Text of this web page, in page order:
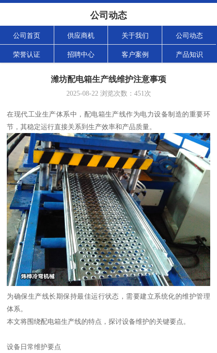
公司动态
公司首页 供应商机 关于我们 公司动态
荣誉认证 招聘中心 客户案例 产品知识
潍坊配电箱生产线维护注意事项
2025-08-22浏览次数： 451次
在现代工业生产体系中，配电箱生产线作为电力设备制造的重要环
节，其稳定运行直接关系到生产效率和产品质量。
为确保生产线长期保持最佳运行状态，需要建立系统化的维护管理
体系。
本文将围绕配电箱生产线的特点，探讨设备维护的关键要点。
设备日常维护要点